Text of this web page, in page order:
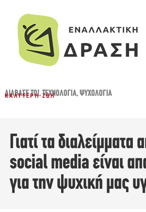
ΔΙΆΒΑΣΈ ΤΟ!,ΤΕΧΝΟΛΟΓΊΑ,ΨΥΧΟΛΟΓΊΑ
ΚΑΛΎΤΕΡΗ ΖΩΉ
Γιατί τα διαλείμματα
social media είναι
για την ψυχική μας